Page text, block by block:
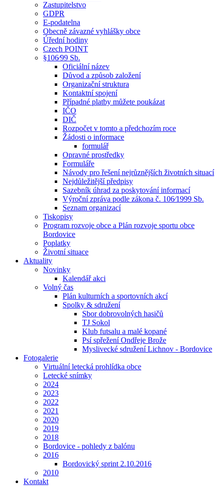
Zastupitelstvo
GDPR
E-podatelna
Obecně závazné vyhlášky obce
Úřední hodiny
Czech POINT
§106⁄99 Sb.
Oficiální název
Důvod a způsob založení
Organizační struktura
Kontaktní spojení
Případné platby můžete poukázat
IČO
DIČ
Rozpočet v tomto a předchozím roce
Žádosti o informace
formulář
Opravné prostředky
Formuláře
Návody pro řešení nejrůznějších životních situací
Nejdůležitější předpisy
Sazebník úhrad za poskytování informací
Výroční zpráva podle zákona č. 106⁄1999 Sb.
Seznam organizací
Tiskopisy
Program rozvoje obce a Plán rozvoje sportu obce
Bordovice
Poplatky
Životní situace
Aktuality
Novinky
Kalendář akci
Volný čas
Plán kulturních a sportovních akcí
Spolky & sdružení
Sbor dobrovolných hasičů
TJ Sokol
Klub futsalu a malé kopané
Psí spřežení Ondřeje Brože
Myslivecké sdružení Lichnov - Bordovice
Fotogalerie
Virtuální letecká prohlídka obce
Letecké snímky
2024
2023
2022
2021
2020
2019
2018
Bordovice - pohledy z balónu
2016
Bordovický sprint 2.10.2016
2010
Kontakt